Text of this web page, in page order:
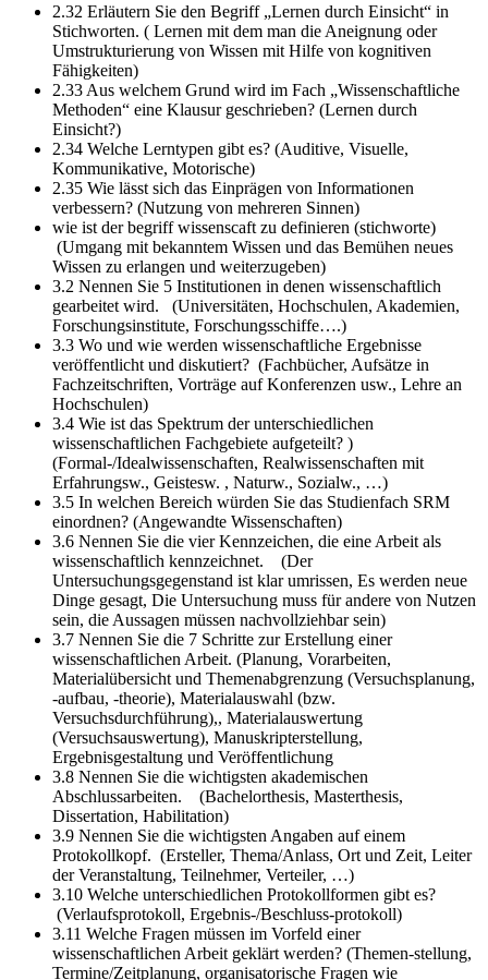
2.32 Erläutern Sie den Begriff „Lernen durch Einsicht“ in
Stichworten. ( Lernen mit dem man die Aneignung oder
Umstrukturierung von Wissen mit Hilfe von kognitiven
Fähigkeiten)
2.33 Aus welchem Grund wird im Fach „Wissenschaftliche
Methoden“ eine Klausur geschrieben? (Lernen durch
Einsicht?)
2.34 Welche Lerntypen gibt es? (Auditive, Visuelle,
Kommunikative, Motorische)
2.35 Wie lässt sich das Einprägen von Informationen
verbessern? (Nutzung von mehreren Sinnen)
wie ist der begriff wissenscaft zu definieren (stichworte)
(Umgang mit bekanntem Wissen und das Bemühen neues
Wissen zu erlangen und weiterzugeben)
3.2 Nennen Sie 5 Institutionen in denen wissenschaftlich
gearbeitet wird.
(Universitäten, Hochschulen, Akademien,
Forschungsinstitute, Forschungsschiffe….)
3.3 Wo und wie werden wissenschaftliche Ergebnisse
veröffentlicht und diskutiert? (Fachbücher, Aufsätze in
Fachzeitschriften, Vorträge auf Konferenzen usw., Lehre an
Hochschulen)
3.4 Wie ist das Spektrum der unterschiedlichen
wissenschaftlichen Fachgebiete aufgeteilt? )
(Formal-/Idealwissenschaften, Realwissenschaften mit
Erfahrungsw., Geistesw. , Naturw., Sozialw., …)
3.5 In welchen Bereich würden Sie das Studienfach SRM
einordnen? (Angewandte Wissenschaften)
3.6 Nennen Sie die vier Kennzeichen, die eine Arbeit als
wissenschaftlich kennzeichnet.
(Der
Untersuchungsgegenstand ist klar umrissen, Es werden neue
Dinge gesagt, Die Untersuchung muss für andere von Nutzen
sein, die Aussagen müssen nachvollziehbar sein)
3.7 Nennen Sie die 7 Schritte zur Erstellung einer
wissenschaftlichen Arbeit. (Planung, Vorarbeiten,
Materialübersicht und Themenabgrenzung (Versuchsplanung,
-aufbau, -theorie), Materialauswahl (bzw.
Versuchsdurchführung),, Materialauswertung
(Versuchsauswertung), Manuskripterstellung,
Ergebnisgestaltung und Veröffentlichung
3.8 Nennen Sie die wichtigsten akademischen
Abschlussarbeiten.
(Bachelorthesis, Masterthesis,
Dissertation, Habilitation)
3.9 Nennen Sie die wichtigsten Angaben auf einem
Protokollkopf. (Ersteller, Thema/Anlass, Ort und Zeit, Leiter
der Veranstaltung, Teilnehmer, Verteiler, …)
3.10 Welche unterschiedlichen Protokollformen gibt es?
(Verlaufsprotokoll, Ergebnis-/Beschluss-protokoll)
3.11 Welche Fragen müssen im Vorfeld einer
wissenschaftlichen Arbeit geklärt werden? (Themen-stellung,
Termine/Zeitplanung, organisatorische Fragen wie